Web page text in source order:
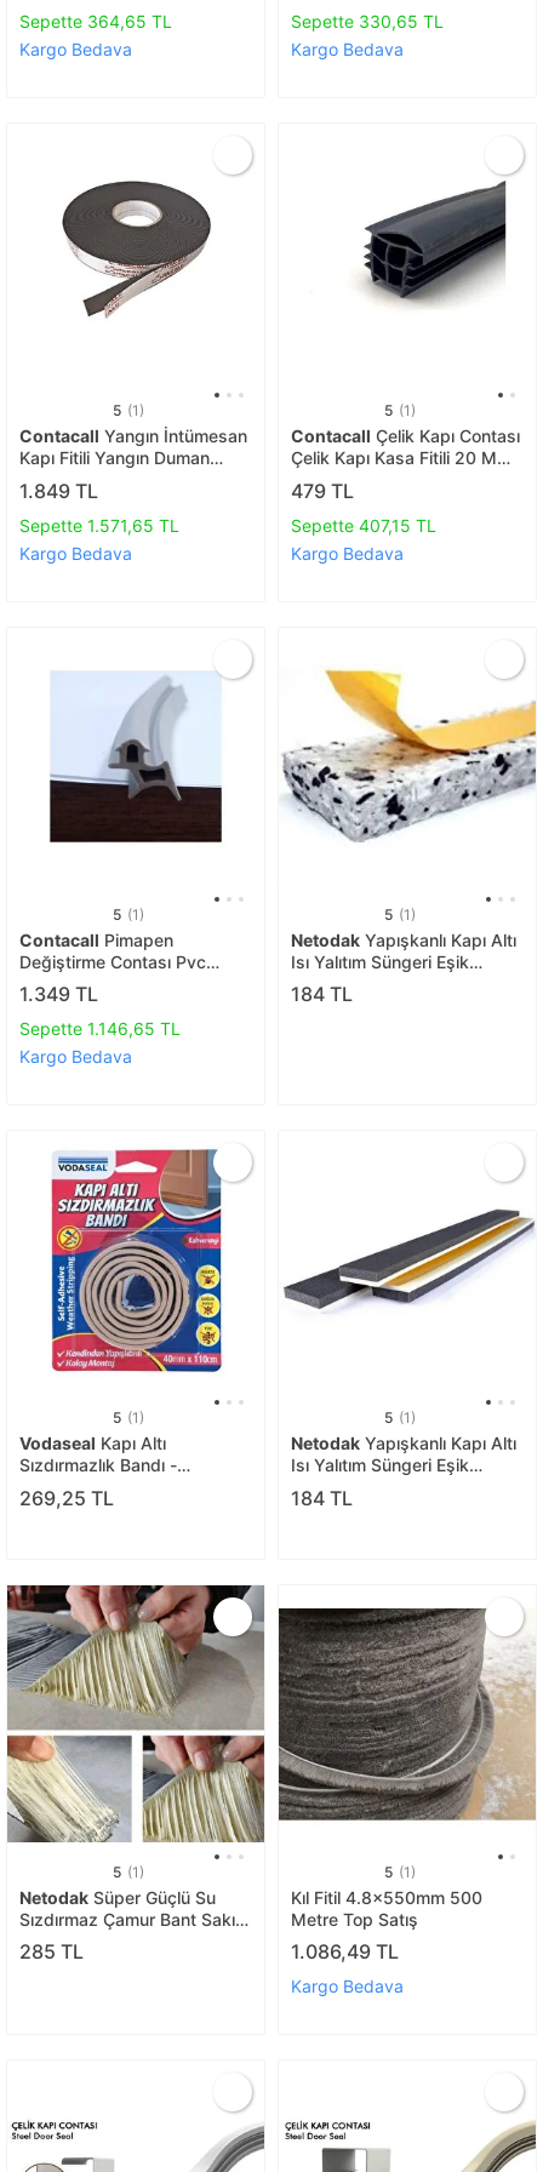
Sepette 364,65 TL
Kargo Bedava
Sepette 330,65 TL
Kargo Bedava
5 (1)
Contacall Yangın İntümesan
Kapı Fitili Yangın Duman
Contası 10mm Genişlik 2 Mm
Kalınlık 25 Metre
1.849 TL
Sepette 1.571,65 TL
Kargo Bedava
5 (1)
Contacall Çelik Kapı Contası
Çelik Kapı Kasa Fitili 20 Mm
6 Metre Siyah
479 TL
Sepette 407,15 TL
Kargo Bedava
5 (1)
Contacall Pimapen
Değiştirme Contası Pvc
Pencere Fitili Gri 50 Metre
1.349 TL
Sepette 1.146,65 TL
Kargo Bedava
5 (1)
Netodak Yapışkanlı Kapı Altı
Isı Yalıtım Süngeri Eşik
Süngeri 1 Adet
184 TL
5 (1)
Vodaseal Kapı Altı
Sızdırmazlık Bandı -
Kahverengi
269,25 TL
5 (1)
Netodak Yapışkanlı Kapı Altı
Isı Yalıtım Süngeri Eşik
Süngeri Sert Siyah 1 Adet
184 TL
5 (1)
Netodak Süper Güçlü Su
Sızdırmaz Çamur Bant Sakız
Bant Tamir Çatlak Boru Bandı
96 Mm X 1,5 Metre
285 TL
5 (1)
Kıl Fitil 4.8x550mm 500
Metre Top Satış
1.086,49 TL
Kargo Bedava